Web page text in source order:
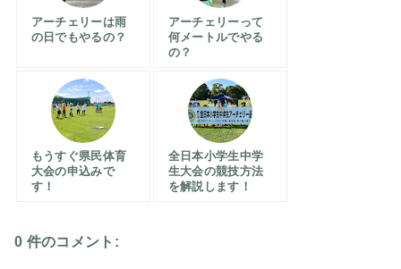
アーチェリーは雨
の日でもやるの？
アーチェリーって
何メートルでやる
の？
もうすぐ県民体育
大会の申込みで
す！
全日本小学生中学
生大会の競技方法
を解説します！
0 件のコメント: